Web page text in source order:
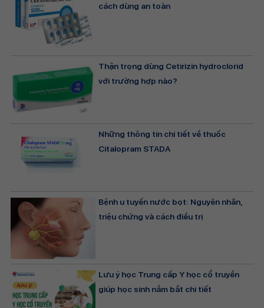
cách dùng an toàn
Thận trọng dùng Cetirizin hydroclorid
với trường hợp nào?
Những thông tin chi tiết về thuốc
Citalopram STADA
Bệnh u tuyến nước bọt: Nguyên nhân,
triệu chứng và cách điều trị
Lưu ý học Trung cấp Y học cổ truyền
giúp học sinh nắm bắt chi tiết